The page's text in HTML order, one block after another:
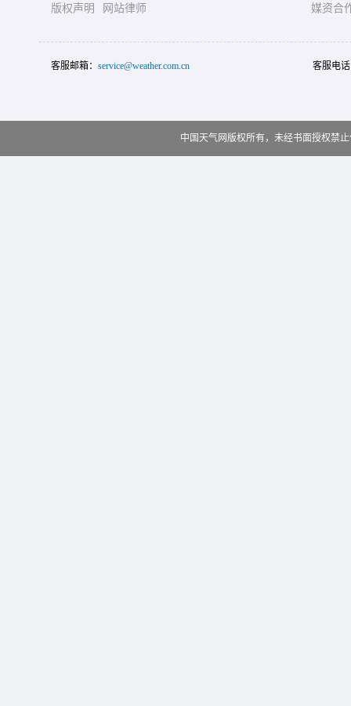
版权声明
网站律师
媒资合
客服邮箱： service@weather.com.cn 客服电
中国天气网版权所有，未经书面授权